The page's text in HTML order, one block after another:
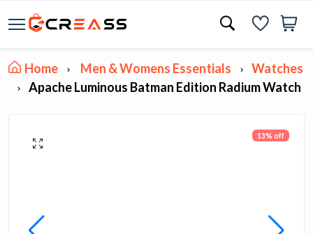
Home Men & Womens Essentials
Watches
Apache Luminous Batman Edition Radium Watch
13% off